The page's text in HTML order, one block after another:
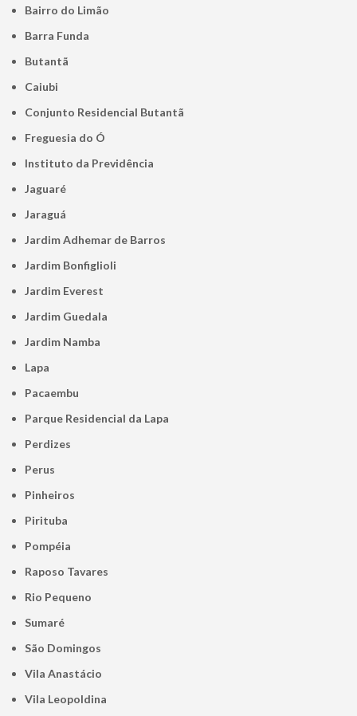
Bairro do Limão
Barra Funda
Butantã
Caiubi
Conjunto Residencial Butantã
Freguesia do Ó
Instituto da Previdência
Jaguaré
Jaraguá
Jardim Adhemar de Barros
Jardim Bonfiglioli
Jardim Everest
Jardim Guedala
Jardim Namba
Lapa
Pacaembu
Parque Residencial da Lapa
Perdizes
Perus
Pinheiros
Pirituba
Pompéia
Raposo Tavares
Rio Pequeno
Sumaré
São Domingos
Vila Anastácio
Vila Leopoldina